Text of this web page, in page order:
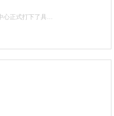
心正式打下了具…